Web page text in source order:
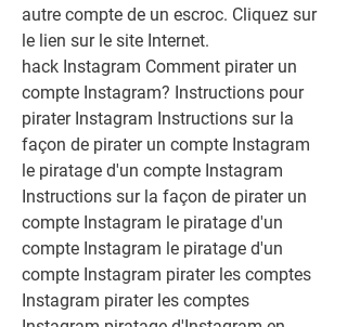
autre compte de un escroc. Cliquez sur
le lien sur le site Internet.
hack Instagram Comment pirater un
compte Instagram? Instructions pour
pirater Instagram Instructions sur la
façon de pirater un compte Instagram
le piratage d'un compte Instagram
Instructions sur la façon de pirater un
compte Instagram le piratage d'un
compte Instagram le piratage d'un
compte Instagram pirater les comptes
Instagram pirater les comptes